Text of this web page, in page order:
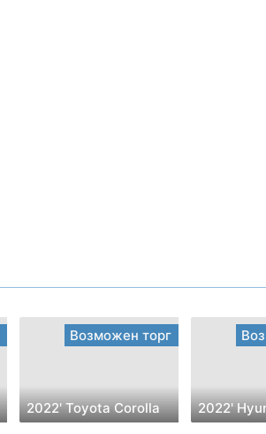
Возможен торг
2022' Toyota Corolla 2022'